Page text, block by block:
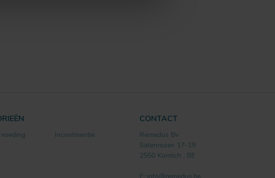
Incontinentie
CONTACT
Remedus Bv
Satenrozen 17-19
2550 Kontich , BE